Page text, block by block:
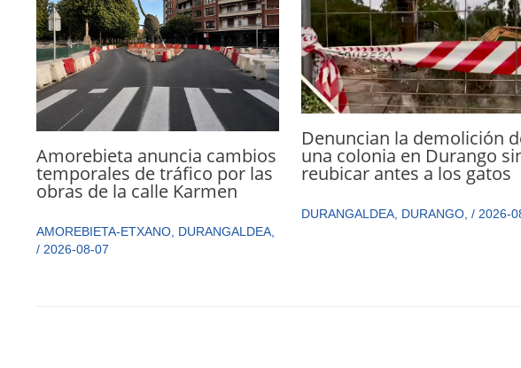
Amorebieta anuncia cambios
temporales de tráfico por las
obras de la calle Karmen
AMOREBIETA-ETXANO, DURANGALDEA,
/ 2026-08-07
Denuncian la demolición
una colonia en Durango
reubicar antes a los gatos
DURANGALDEA, DURANGO,/2026-